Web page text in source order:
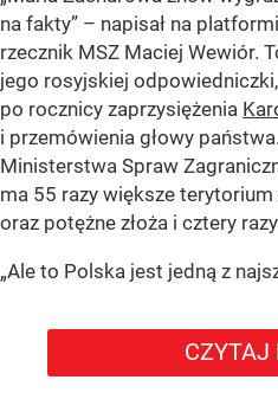
na fakty” – napisał na
rzecznik MSZ Maciej Wewiór.
jego rosyjskiej
po rocznicy zaprzysiężenia
i przemówienia głowy
Ministerstwa Spraw
ma 55 razy większe
oraz potężne złoża i cztery
„Ale to Polska jest jedną z
CZYTAJ